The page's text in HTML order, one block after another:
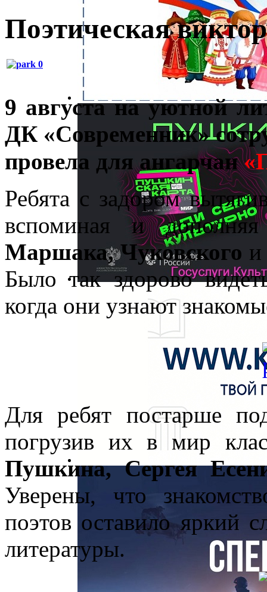
Поэтическая
9 августа на уютной
ДК «Современник»
провела для ангарчан
Ребята с задором
вспоминая и
Маршака, Чуковского и
Было так здорово
когда они узнают
Для ребят постарше
погрузив их в мир
Пушкина, Сергея
Уверены, что
поэтов оставило яркий
литературы.